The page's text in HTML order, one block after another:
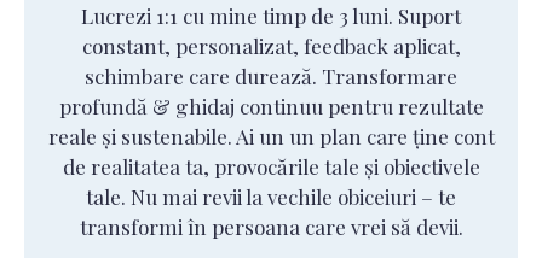
Lucrezi 1:1 cu mine timp de 3 luni. Suport
constant, personalizat, feedback aplicat,
schimbare care durează. Transformare
profundă & ghidaj continuu pentru rezultate
reale și sustenabile. Ai un un plan care ține cont
de realitatea ta, provocările tale și obiectivele
tale. Nu mai revii la vechile obiceiuri – te
transformi în persoana care vrei să devii.